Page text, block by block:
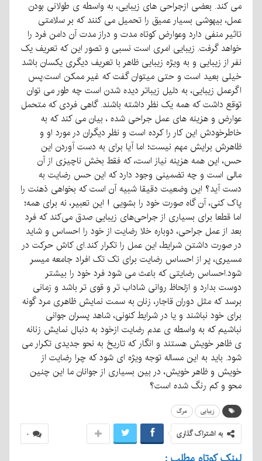
می کند. بعضی ازجراحی های زیبایی، به واسطه ی طولانی بودن
عمل، بیهوشی بسیار عمیق را تحمیل می کنند که بر سلامتی
تاثیر منفی دارد وعوارض کوتاه مدت و دراز مدت آن دامن فرد را
خواهد گرفت. زیبایی امری است نسبی و تصور این که تعریف یک
نفر از زیبایی و به ویژه زیبایی ظاهر با تعریف دیگری یکسان باشد
خیلی بعید است و حتی میتوان گفت که غیر ممکن است.پس
اگرعمل زیبایی، به دلیل زیباتر دیده شدن است چه طور می توان
توقع داشت که همه یک نظر داشته باشند. گاهی فردی که متحمل
عوارض و هزینه های عمل جراحی شده ، بیان می کند که به
خاطرخودش این کار را کرده است و نظر دیگران در مورد او و
ظاهرش برایش مهم نیست؛ اما آیا برای به دست آوردن این
حس، این همه هزینه نیاز است، که فقط بخش ناچیزی از آن
مالی است و چه تضمینی وجود دارد که این حس رضایت به
دست آید؟ این وضعیت دقیقا شبیه آن است که بخواهی ذهنت را
پاک کنی، آن گاه صورت خود را بشویی ! این تعبیر، نه برای همه؛
اما قطعا برای بسیاری از جراحی‌های زیبایی صدق می‌کند که فرد
بعد از عمل جراحی، دوباره خلا رضایت از خود را احساس و شاید
در صورت داشتن شرایط، این عمل را تکرار کند.ای کاش حرکت در
مسیری، پر از احساس رضایت برای تک تک افراد جامعه میسر
شود.احساس رضایتی که باعث می شود فرد خود را بیشتر
دوست بدارد و ازلحاظ روانی شاداب تر و قوی تر باشد و زمانی
برسد که مثل دوران قاجار، زنان به سمت نمایش ظاهری مرد گونه
برای خود نباشند و یا در شرایط کنونی، شاهد پسران جوانی
نباشیم که به واسطه ی عدم رضایت ازخود به دنبال نمایش زنانه
ی ظاهر خویش هستند و انگار که تاریخ به نحو جدیدی تکرار می
شود. باید به این مساله توجه ویژه ای شود که چرا رضایت از
خویش و ظاهر خویش، در بین بسیاری از جوانان ما این چنین
محو و کم رنگ شده است؟
زیبایی مرگ
۰ به اشتراک گذاری